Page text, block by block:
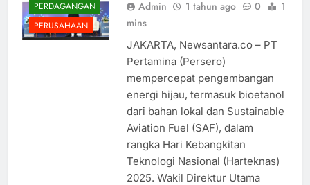
PERDAGANGAN
PERUSAHAAN
Admin 1 tahun ago 0
1
mins
JAKARTA, Newsantara.co – PT
Pertamina (Persero)
mempercepat pengembangan
energi hijau, termasuk bioetanol
dari bahan lokal dan Sustainable
Aviation Fuel (SAF), dalam
rangka Hari Kebangkitan
Teknologi Nasional (Harteknas)
2025. Wakil Direktur Utama